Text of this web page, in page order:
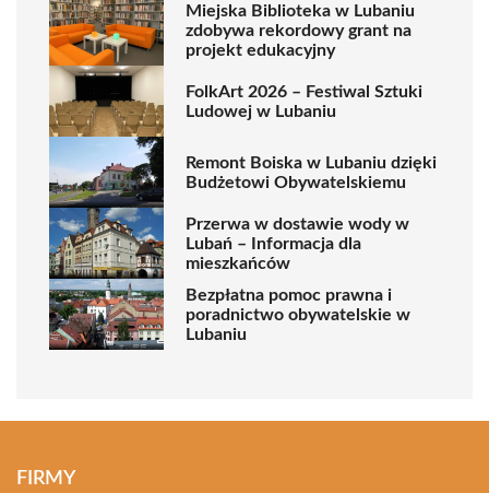
Miejska Biblioteka w Lubaniu
zdobywa rekordowy grant na
projekt edukacyjny
FolkArt 2026 – Festiwal Sztuki
Ludowej w Lubaniu
Remont Boiska w Lubaniu dzięki
Budżetowi Obywatelskiemu
Przerwa w dostawie wody w
Lubań – Informacja dla
mieszkańców
Bezpłatna pomoc prawna i
poradnictwo obywatelskie w
Lubaniu
FIRMY